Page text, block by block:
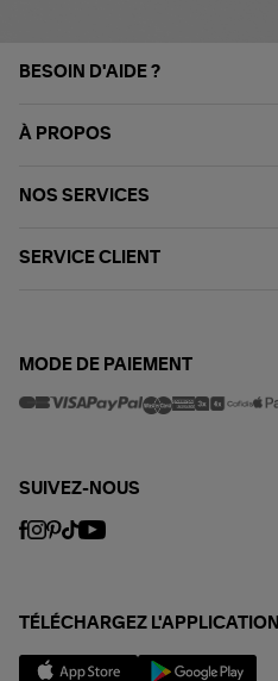
BESOIN D'AIDE ?
À PROPOS
NOS SERVICES
SERVICE CLIENT
MODE DE PAIEMENT
SUIVEZ-NOUS
TÉLÉCHARGEZ L'APPLICATION